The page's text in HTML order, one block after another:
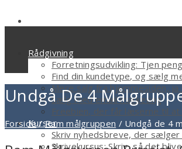
Rådgivning
Forretningsudvikling: Tjen
Find din kundetype, og sælg
Mere salg fra hjemmesiden, ja
Sælg med email marketing
Freebien, der får læserne til
Kurser
Skriv nyhedsbreve, der
Skrivekursus: Skriv, så det
Undgå De 4
Forside/Ram målgruppen / Undgå de 4